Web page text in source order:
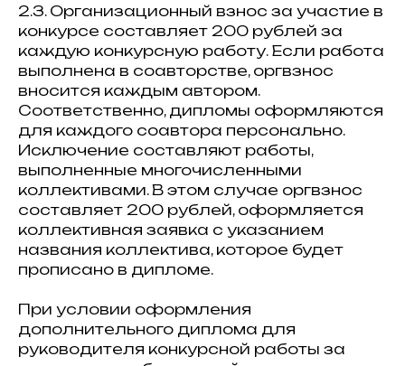
2.3. Организационный взнос за участие в
конкурсе составляет 200 рублей за
каждую конкурсную работу. Если работа
выполнена в соавторстве, оргвзнос
вносится каждым автором.
Соответственно, дипломы оформляются
для каждого соавтора персонально.
Исключение составляют работы,
выполненные многочисленными
коллективами. В этом случае оргвзнос
составляет 200 рублей, оформляется
коллективная заявка с указанием
названия коллектива, которое будет
прописано в дипломе.
При условии оформления
дополнительного диплома для
руководителя конкурсной работы за